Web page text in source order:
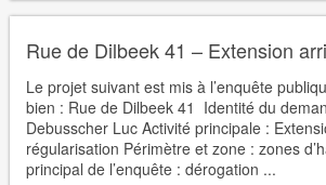
Rue de Dilbeek 41 – Extension
Le projet suivant est mis à l’enquête
bien : Rue de Dilbeek 41 Identité du
Debusscher Luc Activité principale :
régularisation Périmètre et zone : zones
principal de l’enquête : dérogation ...